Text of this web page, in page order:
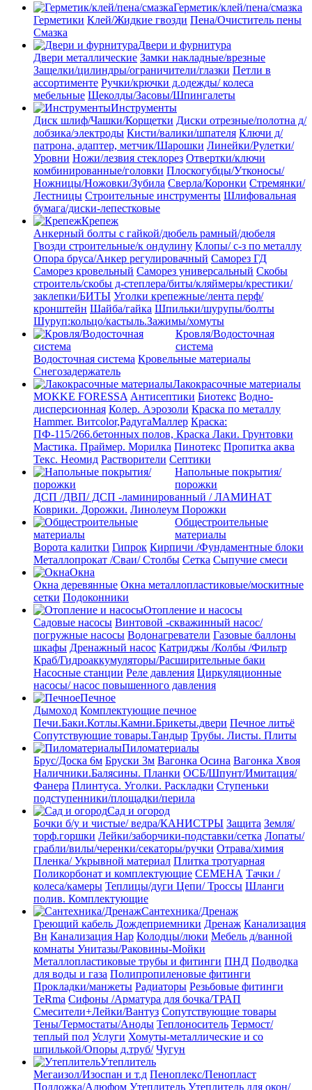
Герметик/клей/пена/смазка
Герметики Клей/Жидкие гвозди Пена/Очиститель пены
Смазка
Двери и фурнитура
Двери металлические Замки накладные/врезные
Защелки/цилиндры/ограничители/глазки Петли в
ассортименте Ручки/крючки д.одежды/ колеса
мебельные Щеколды/Засовы/Шпингалеты
Инструменты
Диск шлиф/Чашки/Корщетки Диски отрезные/полотна д/
лобзика/электроды Кисти/валики/шпателя Ключи д/
патрона, адаптер, метчик/Шарошки Линейки/Рулетки/
Уровни Ножи/лезвия стеклорез Отвертки/ключи
комбинированные/головки Плоскогубцы/Утконосы/
Ножницы/Ножовки/Зубила Сверла/Коронки Стремянки/
Лестницы Строительные инструменты Шлифовальная
бумага/диски-лепестковые
Крепеж
Анкерный болты с гайкой/дюбель рамный/дюбеля
Гвозди строительные/к ондулину Клопы/ с-з по металлу
Опора бруса/Анкер регулировачный Саморез ГД
Саморез кровельный Саморез универсальный Скобы
строитель/скобы д-степлера/биты/кляймеры/крестики/
заклепки/БИТЫ Уголки крепежные/лента перф/
кронштейн Шайба/гайка Шпильки/шурупы/болты
Шуруп:кольцо/кастыль.Зажимы/хомуты
Кровля/Водосточная
система
Водосточная система Кровельные материалы
Снегозадержатель
Лакокрасочные материалы
MOKKE FORESSA Антисептики Биотекс Водно-
дисперсионная Колер. Аэрозоли Краска по металлу
Hammer. Витcolor,РадугаМаллер Краска:
ПФ-115/266.бетонных полов, Краска Лаки. Грунтовки
Мастика. Праймер. Морилка Пинотекс Пропитка аква
Текс. Неомид Растворители Септики
Напольные покрытия/
порожки
ДСП /ДВП/ ДСП -ламинированный / ЛАМИНАТ
Коврики. Дорожки. Линолеум Порожки
Общестроительные
материалы
Ворота калитки Гипрок Кирпичи /Фундаментные блоки
Металлопрокат /Сваи/ Столбы Сетка Сыпучие смеси
Окна
Окна деревянные Окна металлопластиковые/москитные
сетки Подоконники
Отопление и насосы
Cадовые насосы Винтовой -скважинный насос/
погружные насосы Водонагреватели Газовые баллоны
шкафы Дренажный насос Катриджы /Колбы /Фильтр
Краб/Гидроаккумуляторы/Расширительные баки
Насосные станции Реле давления Циркуляционные
насосы/ насос повышенного давления
Печное
Дымоход Комплектующие печное
Печи.Баки.Котлы.Камни.Брикеты.двери Печное литьё
Сопутствующие товары.Тандыр Трубы. Листы. Плиты
Пиломатериалы
Брус/Доска 6м Бруски 3м Вагонка Осина Вагонка Хвоя
Наличники.Балясины. Планки ОСБ/Шпунт/Имитация/
Фанера Плинтуса. Уголки. Раскладки Ступеньки
подступенники/площадки/перила
Сад и огород
Бочки б/у и чистые/ ведра/КАНИСТРЫ Защита Земля/
торф.горшки Лейки/заборчики-подставки/сетка Лопаты/
грабли/вилы/черенки/секаторы/ручки Отрава/химия
Пленка/ Укрывной материал Плитка тротуарная
Поликорбонат и комплектующие СЕМЕНА Тачки /
колеса/камеры Теплицы/дуги Цепи/ Троссы Шланги
полив. Комплектующие
Сантехника/Дренаж
Греющий кабель Дождеприемники Дренаж Канализация
Вн Канализация Нар Колодцы/люки Мебель д/ванной
комнаты Унитазы/Раковины-Мойки
Металлопластиковые трубы и фитинги ПНД Подводка
для воды и газа Полипропиленовые фитинги
Прокладки/манжеты Радиаторы Резьбовые фитинги
TeRma Сифоны /Арматура для бочка/ТРАП
Смесители+Лейки/Вантуз Сопутствующие товары
Тены/Термостаты/Аноды Теплоноситель Термост/
теплый пол Услуги Хомуты-металлические и со
шпилькой/Опоры д.труб/ Чугун
Утеплитель
Мегаизол/Изоспан и т.д Пеноплекс/Пенопласт
Подложка/Алюфом Утеплитель Утеплитель для окон/